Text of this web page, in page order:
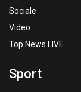
Sociale
Video
Top News LIVE
Sport